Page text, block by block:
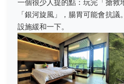
一個很少人提的點：玩完「搶救
「銀河旋風」，腸胃可能會抗
設施緩和一下。